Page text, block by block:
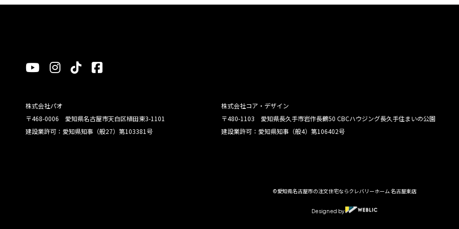
株式会社パオ
〒468-0006 愛知県名古屋市天白区植田東3-1101
建設業許可：愛知県知事（般27）第103381号
株式会社コア・デザイン
〒480-1103 愛知県長久手市岩作長鶴50 CBCハウジング長久手住まいの公園
建設業許可：愛知県知事（般4）第106402号
©愛知県名古屋市の注文住宅ならクレバリーホーム 名古屋東店
Designed by